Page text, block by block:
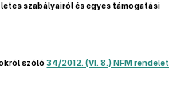
szabályairól és egyes támogatási
szóló34/2012. (VI. 8.) NFM rendelet